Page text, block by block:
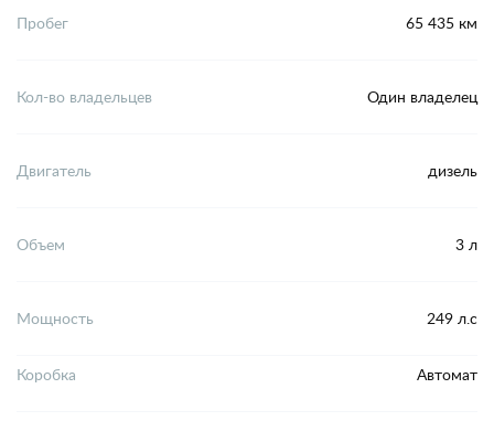
Пробег 65 435 км
Кол-во владельцев Один владелец
Двигатель дизель
Объем 3 л
Мощность 249 л.с
Коробка Автомат